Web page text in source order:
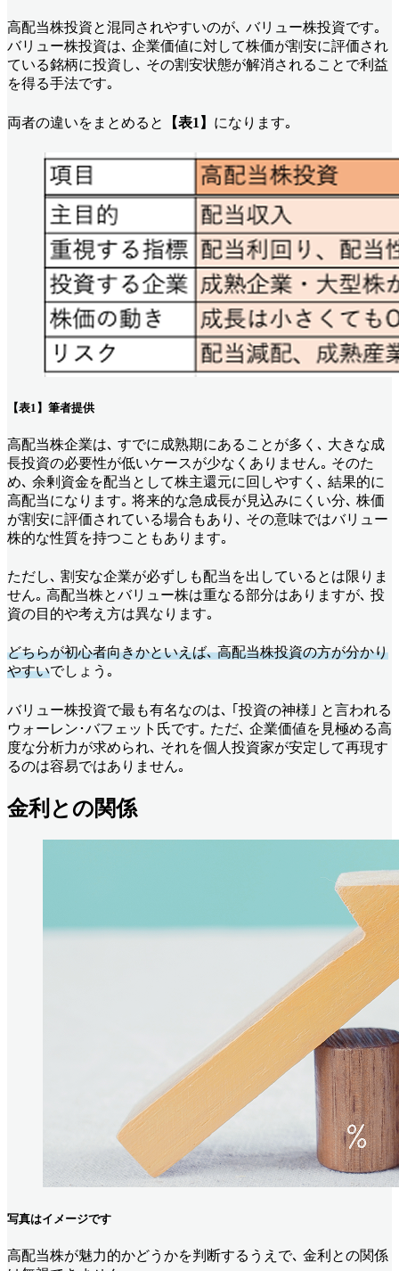
高配当株投資と混同されやすいのが､ バリュー株投資です｡
バリュー株投資は､ 企業価値に対して株価が割安に評価され
ている銘柄に投資し､ その割安状態が解消されることで利益
を得る手法です｡
両者の違いをまとめると 【表1】 になります｡
【表1】筆者提供
高配当株企業は､ すでに成熟期にあることが多く､ 大きな成
長投資の必要性が低いケースが少なくありません｡ そのた
め､ 余剰資金を配当として株主還元に回しやすく､ 結果的に
高配当になります｡ 将来的な急成長が見込みにくい分､ 株価
が割安に評価されている場合もあり､ その意味ではバリュー
株的な性質を持つこともあります｡
ただし､ 割安な企業が必ずしも配当を出しているとは限りま
せん｡ 高配当株とバリュー株は重なる部分はありますが､ 投
資の目的や考え方は異なります｡
どちらが初心者向きかといえば､ 高配当株投資の方が分かり
やすいでしょう｡
バリュー株投資で最も有名なのは､ ｢投資の神様｣ と言われる
ウォーレン･バフェット氏です｡ ただ､ 企業価値を見極める高
度な分析力が求められ､ それを個人投資家が安定して再現す
るのは容易ではありません｡
金利との関係
写真はイメージです
高配当株が魅力的かどうかを判断するうえで､ 金利との関係